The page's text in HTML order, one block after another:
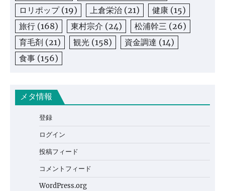
ロリポップ(19) 上倉栄治 (21) 健康 (15)
旅行 (168) 東村宗介 (24) 松浦幹三 (26)
育毛剤 (21) 観光 (158) 資金調達 (14)
食事 (156)
メタ情報
登録
ログイン
投稿フィード
コメントフィード
WordPress.org